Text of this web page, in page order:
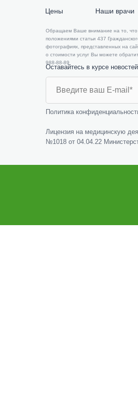
Цены
​​Обращаем Ваше внимание на то, что
положениями статьи 437
фотографиях, представленных на
о стоимости услуг Вы можете
988-88-89
Оставайтесь в курсе
Политика
Лицензия на медицинскую
№1018 от 04.04.22
Наши врачи